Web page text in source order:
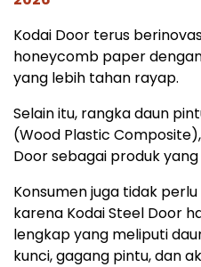
Kodai Door terus
honeycomb paper
yang lebih tahan rayap.
Selain itu, rangka daun
(Wood Plastic
Door sebagai produk
Konsumen juga tidak
karena Kodai Steel Door
lengkap yang meliputi
kunci, gagang pintu, dan